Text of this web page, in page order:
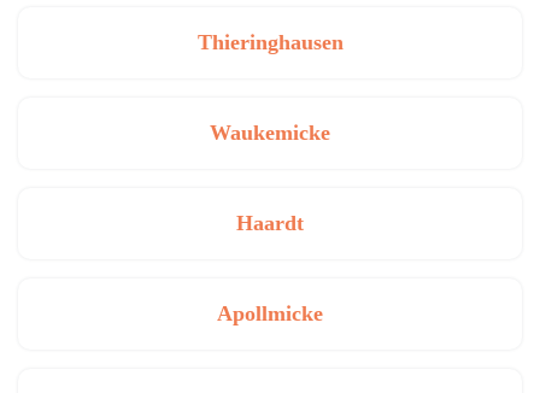
Thieringhausen
Waukemicke
Haardt
Apollmicke